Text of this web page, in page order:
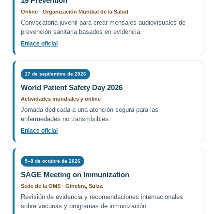
Online · Organización Mundial de la Salud
Convocatoria juvenil para crear mensajes audiovisuales de
prevención sanitaria basados en evidencia.
Enlace oficial
17 de septiembre de 2026
World Patient Safety Day 2026
Actividades mundiales y online
Jornada dedicada a una atención segura para las
enfermedades no transmisibles.
Enlace oficial
5–8 de octubre de 2026
SAGE Meeting on Immunization
Sede de la OMS · Ginebra, Suiza
Revisión de evidencia y recomendaciones internacionales
sobre vacunas y programas de inmunización.